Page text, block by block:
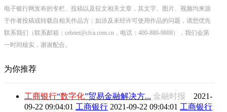
电子银行网发布的专栏、投稿以及征文相关文章，其文字、图片、视频均来源
于作者投稿或转载自相关作品方；如涉及未经许可使用作品的问题，请您优先
联系我们（联系邮箱：cebnet@cfca.com.cn，电话：400-880-9888），我们会第
一时间核实，谢谢配合。
为你推荐
工商银行“数字化”贸易金融解决方... 金融时报 2021-
09-22 09:04:01 工商银行 2021-09-22 09:04:01 工商银行